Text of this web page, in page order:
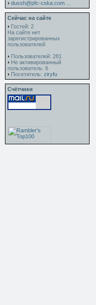
dussh@pfc-cska.com ...
Сейчас на сайте
Гостей: 2
На сайте нет
зарегистрированных
пользователей
Пользователей: 281
Не активированный
пользователь: 6
Посетитель: ziryfu
Счётчики